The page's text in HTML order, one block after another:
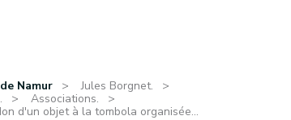
Namur
Jules Borgnet.
Associations.
d'un objet à la tombola organisée...